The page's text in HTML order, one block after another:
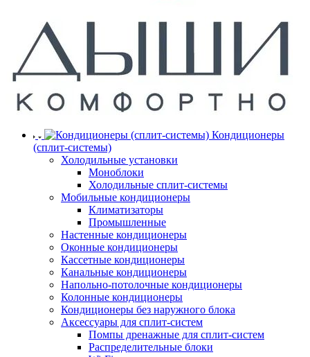
Кондиционеры
(сплит-системы)
Холодильные установки
Моноблоки
Холодильные сплит-системы
Мобильные кондиционеры
Климатизаторы
Промышленные
Настенные кондиционеры
Оконные кондиционеры
Кассетные кондиционеры
Канальные кондиционеры
Напольно-потолочные кондиционеры
Колонные кондиционеры
Кондиционеры без наружного блока
Аксессуары для сплит-систем
Помпы дренажные для сплит-систем
Распределительные блоки